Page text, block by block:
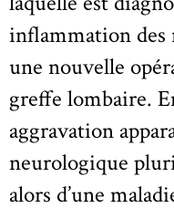
inflammation des
une nouvelle
greffe lombaire.
aggravation
neurologique
alors d’une